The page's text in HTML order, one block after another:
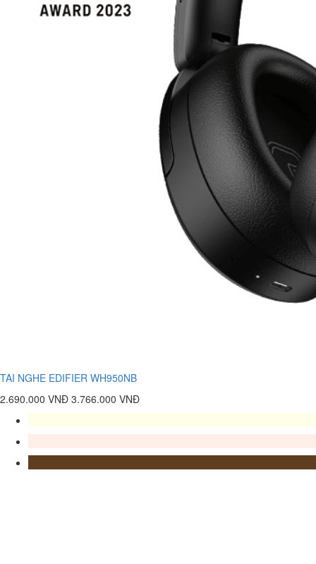
TAI NGHE EDIFIER WH950NB
2.690.000 VNĐ 3.766.000 VNĐ